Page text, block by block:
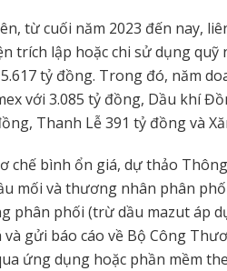
từ cuối năm 2023 đến nay,
trích lập hoặc chi sử dụng quỹ
tỷ đồng. Trong đó, năm
với 3.085 tỷ đồng, Dầu khí
Thanh Lễ 391 tỷ đồng và
chế bình ổn giá, dự thảo
mối và thương nhân phân
phân phối (trừ dầu mazut áp
và gửi báo cáo về Bộ Công
ứng dụng hoặc phần mềm